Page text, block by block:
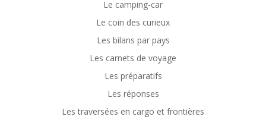
Le camping-car
Le coin des curieux
Les bilans par pays
Les carnets de voyage
Les préparatifs
Les réponses
Les traversées en cargo et frontières